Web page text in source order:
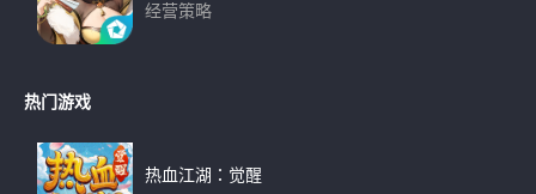
经营策略
热门游戏
热血江湖：觉醒